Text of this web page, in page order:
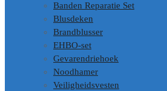
Banden Reparatie Set
Blusdeken
Brandblusser
EHBO-set
Gevarendriehoek
Noodhamer
Veiligheidsvesten